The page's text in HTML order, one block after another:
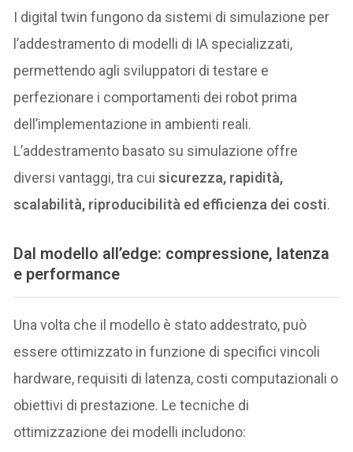
I digital twin fungono da sistemi di simulazione per
l’addestramento di modelli di IA specializzati,
permettendo agli sviluppatori di testare e
perfezionare i comportamenti dei robot prima
dell’implementazione in ambienti reali.
L’addestramento basato su simulazione offre
diversi vantaggi, tra cuisicurezza, rapidità,
scalabilità, riproducibilità ed efficienza dei costi.
Dal modello all’edge: compressione, latenza
e performance
Una volta che il modello è stato addestrato, può
essere ottimizzato in funzione di specifici vincoli
hardware, requisiti di latenza, costi computazionali o
obiettivi di prestazione. Le tecniche di
ottimizzazione dei modelli includono: